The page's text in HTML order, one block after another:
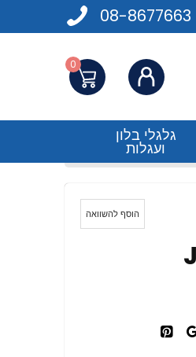
08-8677663
התחברות 0
גלגלי בלון
ועגלות
הוסף להשוואה